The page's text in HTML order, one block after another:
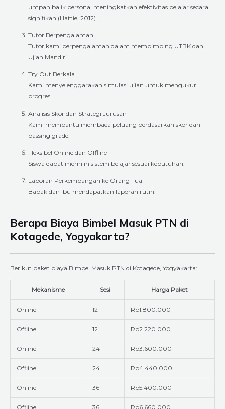
umpan balik personal meningkatkan efektivitas belajar secara
signifikan (Hattie, 2012).
Tutor Berpengalaman
Tutor kami berpengalaman dalam membimbing UTBK dan
Ujian Mandiri.
Try Out Berkala
Kami menyelenggarakan simulasi ujian untuk mengukur
progres.
Analisis Skor dan Strategi Jurusan
Kami membantu membaca peluang berdasarkan skor dan
passing grade.
Fleksibel Online dan Offline
Siswa dapat memilih sistem belajar sesuai kebutuhan.
Laporan Perkembangan ke Orang Tua
Bapak dan Ibu mendapatkan laporan rutin.
Berapa Biaya Bimbel Masuk PTN di
Kotagede, Yogyakarta?
Berikut paket biaya Bimbel Masuk PTN di Kotagede, Yogyakarta:
Mekanisme Sesi Harga Paket
Online 12 Rp1.800.000
Offline 12 Rp2.220.000
Online 24 Rp3.600.000
Offline 24 Rp4.440.000
Online 36 Rp5.400.000
Offline 36 Rp6.660.000